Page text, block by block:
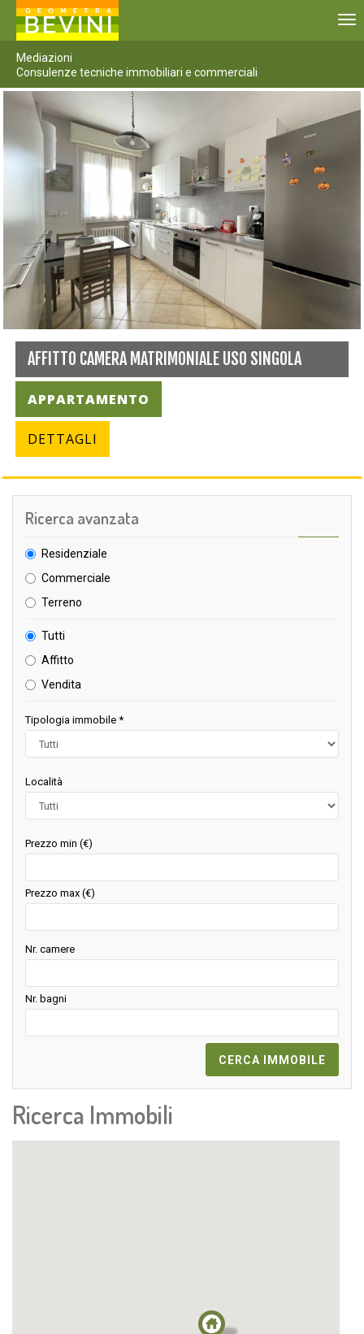
Mediazioni
Consulenze tecniche immobiliari e commerciali
AFFITTO CAMERA MATRIMONIALE USO SINGOLA
APPARTAMENTO
DETTAGLI
Ricerca avanzata
Residenziale
Commerciale
Terreno
Tutti
Affitto
Vendita
Tipologia immobile *
Località
Prezzo min (€)
Prezzo max (€)
Nr. camere
Nr. bagni
Ricerca Immobili